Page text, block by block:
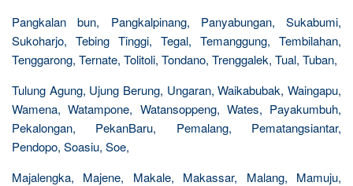
Pangkalan bun, Pangkalpinang, Panyabungan, Sukabumi,
Sukoharjo, Tebing Tinggi, Tegal, Temanggung, Tembilahan,
Tenggarong, Ternate, Tolitoli, Tondano, Trenggalek, Tual, Tuban,
Tulung Agung, Ujung Berung, Ungaran, Waikabubak, Waingapu,
Wamena, Watampone, Watansoppeng, Wates, Payakumbuh,
Pekalongan, PekanBaru, Pemalang, Pematangsiantar,
Pendopo, Soasiu, Soe,
Majalengka, Majene, Makale, Makassar, Malang, Mamuju,